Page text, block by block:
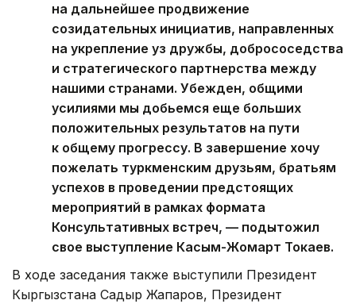
на дальнейшее продвижение
созидательных инициатив, направленных
на укрепление уз дружбы, добрососедства
и стратегического партнерства между
нашими странами. Убежден, общими
усилиями мы добьемся еще больших
положительных результатов на пути
к общему прогрессу. В завершение хочу
пожелать туркменским друзьям, братьям
успехов в проведении предстоящих
мероприятий в рамках формата
Консультативных встреч, — подытожил
свое выступление Касым-Жомарт Токаев.
В ходе заседания также выступили Президент
Кыргызстана Садыр Жапаров, Президент